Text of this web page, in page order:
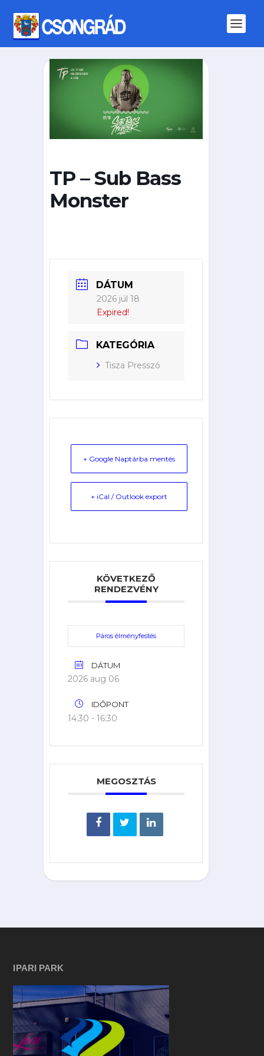
TP – Sub Bass
Monster
DÁTUM
2026 júl 18
Expired!
KATEGÓRIA
Tisza Presszó
+ Google Naptárba mentés
+ iCal / Outlook export
KÖVETKEZŐ
RENDEZVÉNY
Páros élményfestés
DÁTUM
2026 aug 06
IDŐPONT
14:30 - 16:30
MEGOSZTÁS
IPARI PARK